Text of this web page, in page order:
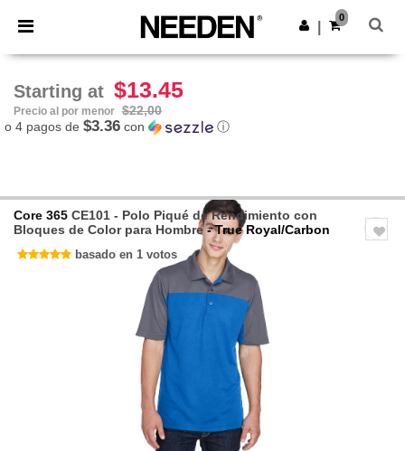
× App de Needen
¡Mejores precios en app!
Descargar app
0
Starting at $13.45
Precio al por menor $22,00
o 4 pagos de $3.36 con ⓘ
Core 365 CE101 - Polo Piqué de Rendimiento con
Bloques de Color para Hombre- True Royal/Carbon
basado en 1 votos